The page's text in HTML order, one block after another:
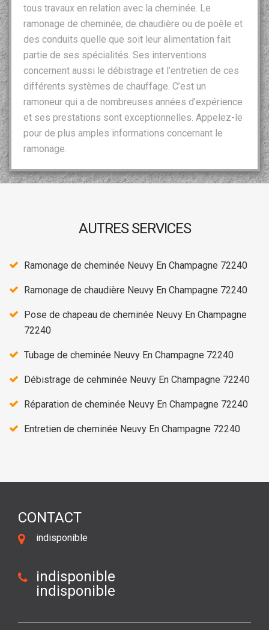
tous travaux en relation avec la cheminée. Le
ramonage de cheminée, de chaudière ou de poêle et
des conduits quelle que soit leur alimentation fait
partie de ses spécialités. Ses interventions
concernent aussi le débistrage et l’entretien de ces
différents systèmes de chauffage. C’est un
ramoneur qui a de nombreuses années d’expérience
et ses prestations sont exceptionnelles. Appelez-le
pour de plus amples informations concernant le
ramonage.
AUTRES SERVICES
Ramonage de cheminée Neuvy En Champagne 72240
Ramonage de chaudière Neuvy En Champagne 72240
Pose de chapeau de cheminée Neuvy En Champagne
72240
Tubage de cheminée Neuvy En Champagne 72240
Débistrage de cehminée Neuvy En Champagne 72240
Réparation de cheminée Neuvy En Champagne 72240
Entretien de cheminée Neuvy En Champagne 72240
CONTACT
indisponible
indisponible
indisponible